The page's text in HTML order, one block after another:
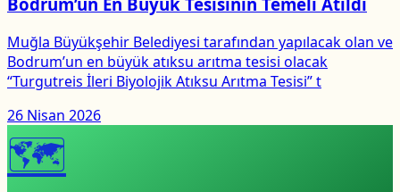
Muğla Büyükşehir Belediyesi tarafından yapılacak olan ve
Bodrum’un en büyük atıksu arıtma tesisi olacak
“Turgutreis İleri Biyolojik Atıksu Arıtma Tesisi” t
26 Nisan 2026
🗺